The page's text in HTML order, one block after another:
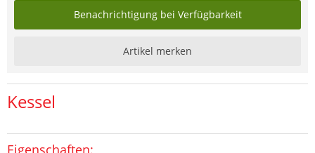
Benachrichtigung bei Verfügbarkeit
Artikel merken
Kessel
Eigenschaften: